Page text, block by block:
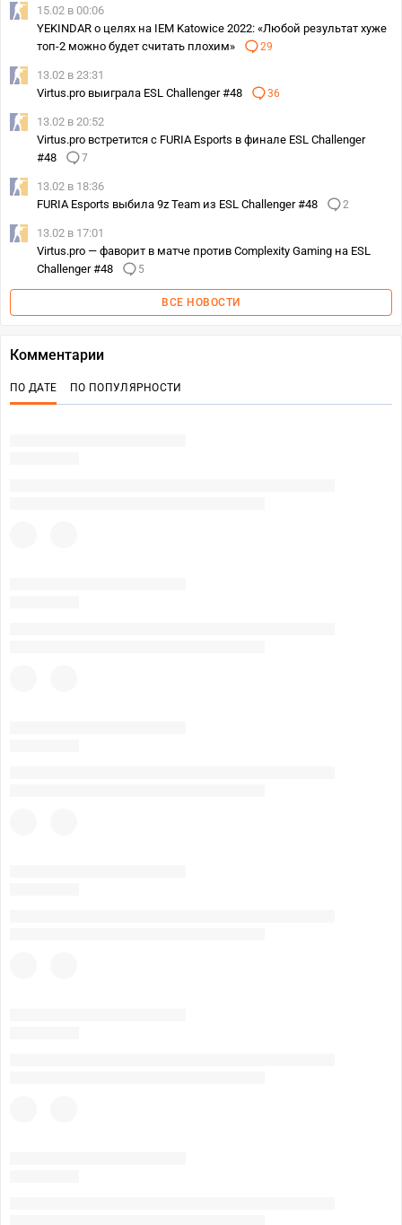
15.02 в 00:06
YEKINDAR о целях на IEM Katowice 2022: «Любой результат хуже
топ-2 можно будет считать плохим»
29
13.02 в 23:31
Virtus.pro выиграла ESL Challenger #48
36
13.02 в 20:52
Virtus.pro встретится с FURIA Esports в финале ESL Challenger
#48
7
13.02 в 18:36
FURIA Esports выбила 9z Team из ESL Challenger #48
2
13.02 в 17:01
Virtus.pro — фаворит в матче против Complexity Gaming на ESL
Challenger #48
5
ВСЕ НОВОСТИ
Комментарии
ПО ДАТЕ ПО ПОПУЛЯРНОСТИ